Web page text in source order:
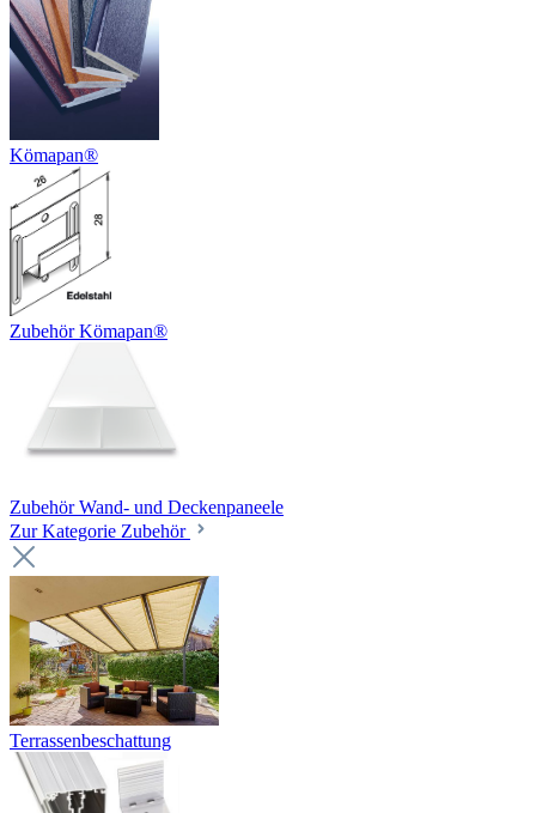
Kömapan®
Zubehör Kömapan®
Zubehör Wand- und Deckenpaneele
Zur Kategorie Zubehör
Terrassenbeschattung